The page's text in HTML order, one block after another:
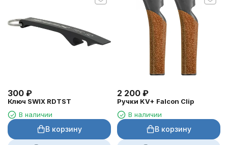
300 ₽
Ключ SWIX RDTST
В наличии
В корзину
2 200 ₽
Ручки KV+ Falcon Clip
В наличии
В корзину